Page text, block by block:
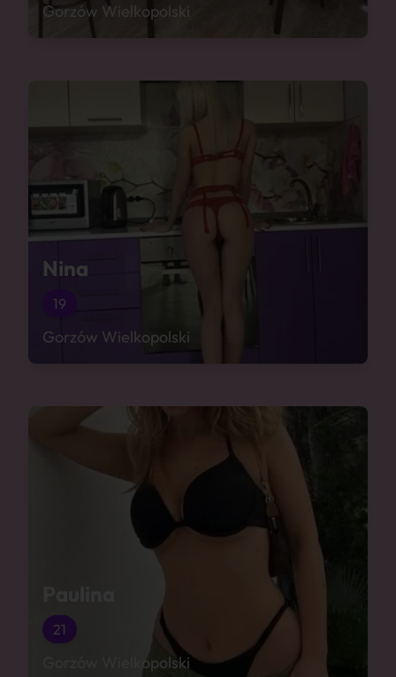
Gorzów Wielkopolski
Nina
19
Gorzów Wielkopolski
21
Gorzów Wielkopolski